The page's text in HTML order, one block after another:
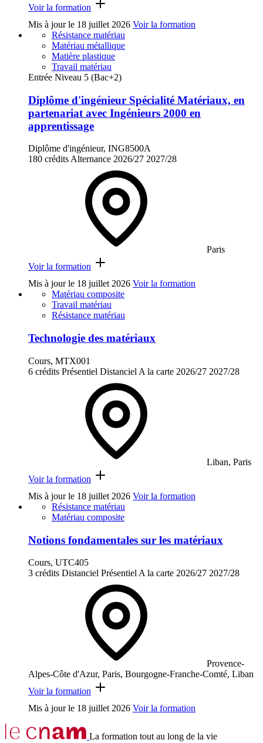
Voir la formation
Mis à jour le 18 juillet 2026 Voir la formation
Résistance matériau
Matériau métallique
Matière plastique
Travail matériau
Entrée Niveau 5 (Bac+2)
Diplôme d'ingénieur Spécialité Matériaux, en
partenariat avec Ingénieurs 2000 en
apprentissage
Diplôme d'ingénieur, ING8500A
180 créditsAlternance 2026/27 2027/28
Paris
Voir la formation
Mis à jour le 18 juillet 2026 Voir la formation
Matériau composite
Travail matériau
Résistance matériau
Technologie des matériaux
Cours, MTX001
6 crédits Présentiel Distanciel A la carte 2026/27 2027/28
Liban, Paris
Voir la formation
Mis à jour le 18 juillet 2026 Voir la formation
Résistance matériau
Matériau composite
Notions fondamentales sur les matériaux
Cours, UTC405
3 crédits Distanciel Présentiel A la carte 2026/27 2027/28
Provence-
Alpes-Côte d'Azur, Paris, Bourgogne-Franche-Comté, Liban
Voir la formation
Mis à jour le 18 juillet 2026 Voir la formation
La formation tout au long de la vie